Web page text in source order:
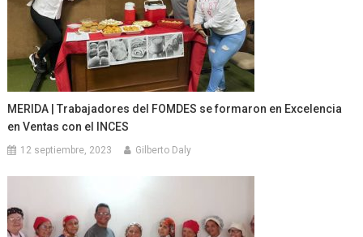
MERIDA | Trabajadores del FOMDES se formaron en Excelencia
en Ventas con el INCES
12 septiembre, 2023 Gilberto Daly